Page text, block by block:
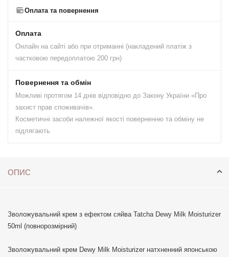
Оплата та повернення
Оплата
Онлайн на сайті або при отриманні (накладений платіж з
частковою передоплатою 200 грн)
Повернення та обмін
Можливі протягом 14 днів відповідно до Закону України «Про
захист прав споживачів».
Косметичні засоби належної якості поверненню та обміну не
підлягають
ОПИС
Зволожувальний крем з ефектом сяйва Tatcha Dewy Milk Moisturizer
50ml (повнорозмірний)
Зволожувальний крем Dewy Milk Moisturizer натхненний японською